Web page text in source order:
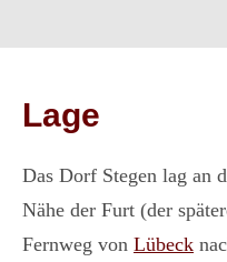
Lage
Das Dorf Stegen lag an
Nähe der Furt (der
Fernweg von Lübeck